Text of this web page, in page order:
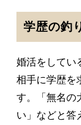
学歴の釣
婚活をしてい
相手に学歴を
す。「無名の
い」などと答